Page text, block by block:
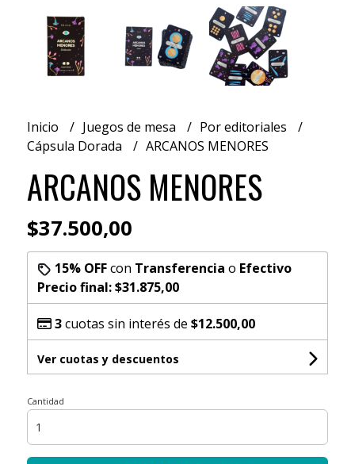
Inicio Juegos de mesa
Por editoriales
Cápsula Dorada
ARCANOS MENORES
ARCANOS MENORES
$37.500,00
15% OFFcon Transferencia o Efectivo
Precio final:$31.875,00
3cuotas sin interés de $12.500,00
Ver cuotas y descuentos
Cantidad